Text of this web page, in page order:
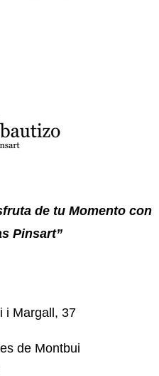
de tu Momento con
Pinsart”
i Margall, 37
de Montbui